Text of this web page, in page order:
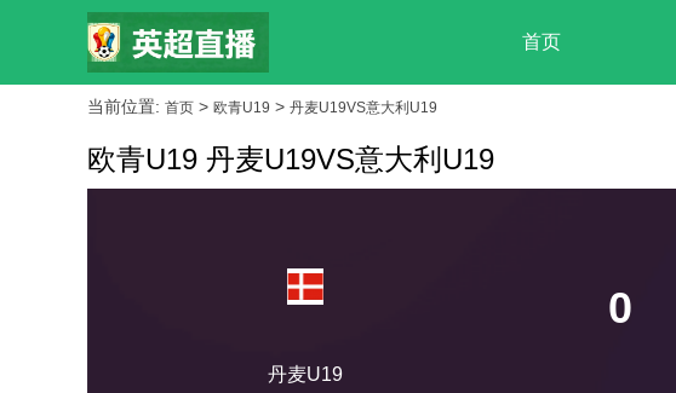
首页
当前位置: 首页 > 欧青U19 > 丹麦U19VS意大利U19
欧青U19 丹麦U19VS意大利U19
丹麦U19
0